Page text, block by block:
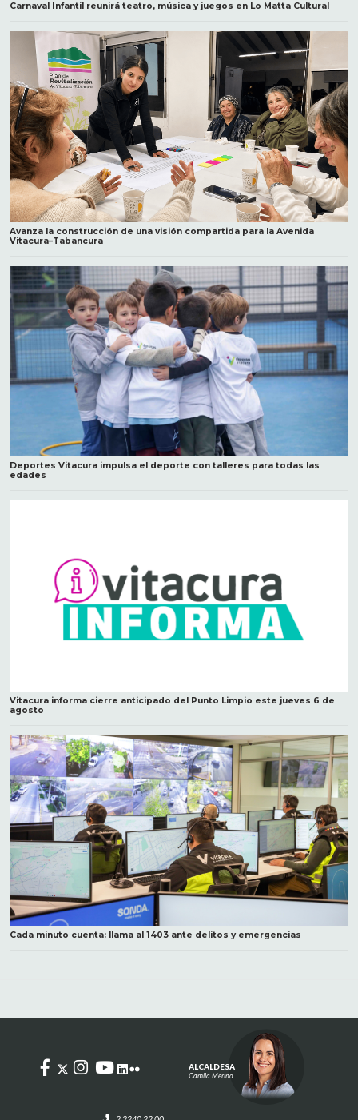
Carnaval Infantil reunirá teatro, música y juegos en Lo Matta Cultural
Avanza la construcción de una visión compartida para la Avenida
Vitacura–Tabancura
Deportes Vitacura impulsa el deporte con talleres para todas las
edades
Vitacura informa cierre anticipado del Punto Limpio este jueves 6 de
agosto
Cada minuto cuenta: llama al 1403 ante delitos y emergencias
ALCALDESA
Camila Merino